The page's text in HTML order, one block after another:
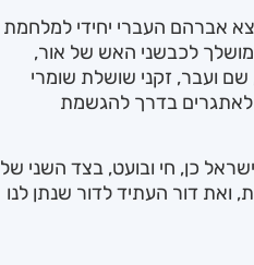
אברהם העברי יחידי למלחמת
לכבשני האש של אור,
ועבר, זקני שושלת שומרי
לאתגרים בדרך להגשמת
כן, חי ובועט, בצד השני של
דור העתיד לדור שנתן לנו